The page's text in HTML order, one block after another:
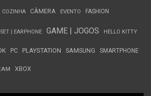
COZINHA CÂMERA EVENTO FASHION
| EARPHONE GAME | JOGOS HELLO KITTY
PC PLAYSTATION SAMSUNG SMARTPHONE
XBOX